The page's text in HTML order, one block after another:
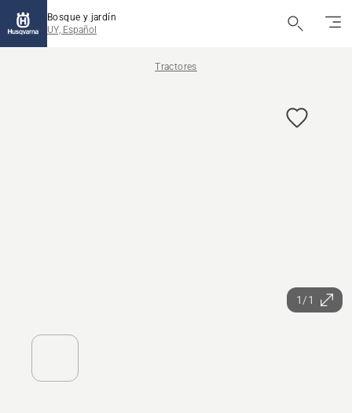
Bosque y jardín
UY, Español
Tractores
1/1